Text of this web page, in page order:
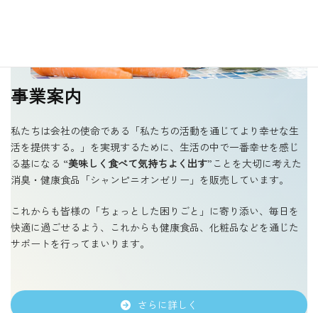
事業案内
私たちは会社の使命である「私たちの活動を通じてより幸せな生
活を提供する。」を実現するために、生活の中で一番幸せを感じ
る基になる “美味しく食べて気持ちよく出す”ことを大切に考えた
消臭・健康食品「シャンピニオンゼリー」を販売しています。
これからも皆様の「ちょっとした困りごと」に寄り添い、毎日を
快適に過ごせるよう、これからも健康食品、化粧品などを通じた
サポートを行ってまいります。
さらに詳しく